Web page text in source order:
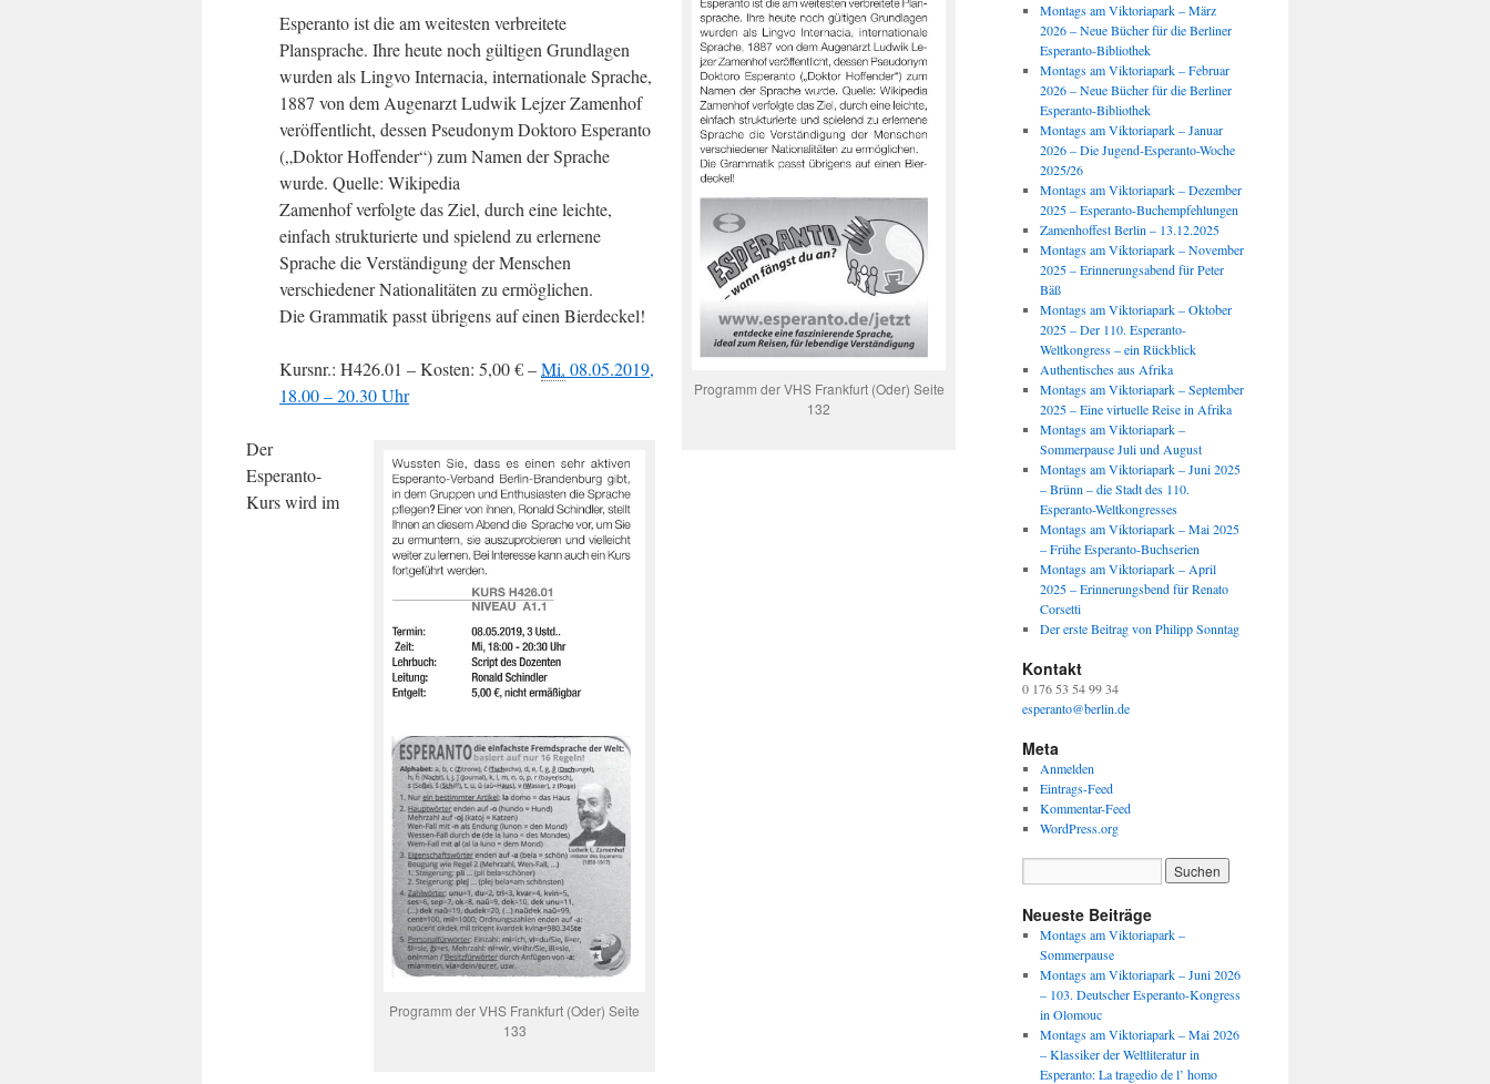
Programm der VHS Frankfurt (Oder) Seite
132
Esperanto ist die am weitesten verbreitete
Plansprache. Ihre heute noch gültigen Grundlagen
wurden als Lingvo Internacia, internationale Sprache,
1887 von dem Augenarzt Ludwik Lejzer Zamenhof
veröffentlicht, dessen Pseudonym Doktoro Esperanto
(„Doktor Hoffender“) zum Namen der Sprache
wurde. Quelle: Wikipedia
Zamenhof verfolgte das Ziel, durch eine leichte,
einfach strukturierte und spielend zu erlernene
Sprache die Verständigung der Menschen
verschiedener Nationalitäten zu ermöglichen.
Die Grammatik passt übrigens auf einen Bierdeckel!
Kursnr.: H426.01 – Kosten: 5,00 € –Mi. 08.05.2019,
18.00 – 20.30 Uhr
Programm der VHS Frankfurt (Oder) Seite
133
Der
Esperanto-
Kurs wird im
Montags am Viktoriapark – März
2026 – Neue Bücher für die Berliner
Esperanto-Bibliothek
Montags am Viktoriapark – Februar
2026 – Neue Bücher für die Berliner
Esperanto-Bibliothek
Montags am Viktoriapark – Januar
2026 – Die Jugend-Esperanto-Woche
2025/26
Montags am Viktoriapark – Dezember
2025 – Esperanto-Buchempfehlungen
Zamenhoffest Berlin – 13.12.2025
Montags am Viktoriapark – November
2025 – Erinnerungsabend für Peter
Bäß
Montags am Viktoriapark – Oktober
2025 – Der 110. Esperanto-
Weltkongress – ein Rückblick
Authentisches aus Afrika
Montags am Viktoriapark – September
2025 – Eine virtuelle Reise in Afrika
Montags am Viktoriapark –
Sommerpause Juli und August
Montags am Viktoriapark – Juni 2025
– Brünn – die Stadt des 110.
Esperanto-Weltkongresses
Montags am Viktoriapark – Mai 2025
– Frühe Esperanto-Buchserien
Montags am Viktoriapark – April
2025 – Erinnerungsbend für Renato
Corsetti
Der erste Beitrag von Philipp Sonntag
Kontakt
0 176 53 54 99 34
esperanto@berlin.de
Meta
Anmelden
Eintrags-Feed
Kommentar-Feed
WordPress.org
Neueste Beiträge
Montags am Viktoriapark –
Sommerpause
Montags am Viktoriapark – Juni 2026
– 103. Deutscher Esperanto-Kongress
in Olomouc
Montags am Viktoriapark – Mai 2026
– Klassiker der Weltliteratur in
Esperanto: La tragedio de l’ homo